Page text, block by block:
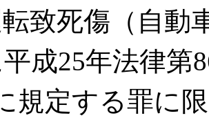
致死傷（自動
成25年法律第
規定する罪に